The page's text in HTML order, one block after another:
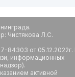
Чистякова Л.С.
84303 от
информационных
активной